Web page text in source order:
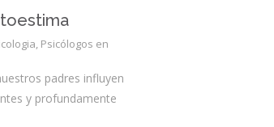
, Psicólogos en
padres influyen
y profundamente